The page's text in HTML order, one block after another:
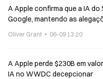
A Apple confirma que a IA
Google, mantendo as
Oliver Grant 06-09 13:20
A Apple perde $230B em valor de mercado após a revelação de
IA no WWDC decepcionar